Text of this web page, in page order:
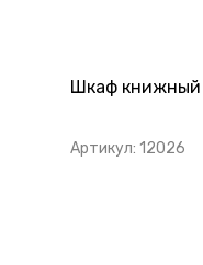
Шкаф книжный
Артикул: 12026